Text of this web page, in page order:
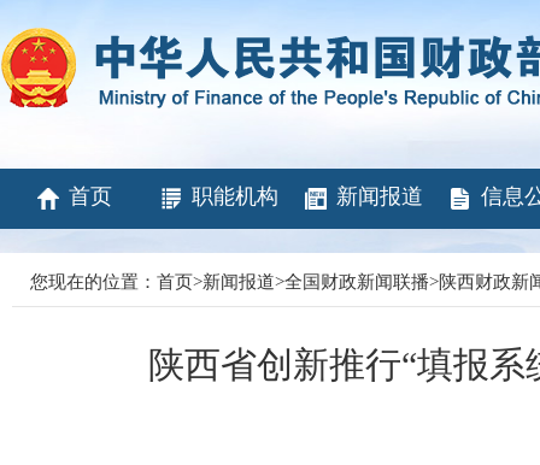
首页 职能机构 新闻报道 信息
您现在的位置： 首页>新闻报道>全国财政新闻联播>陕西财政新
陕西省创新推行“填报